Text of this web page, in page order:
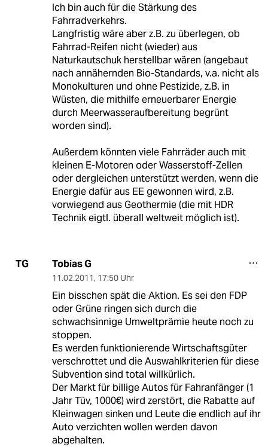
Ich bin auch für die Stärkung des
Fahrradverkehrs.
Langfristig wäre aber z.B. zu überlegen, ob
Fahrrad-Reifen nicht (wieder) aus
Naturkautschuk herstellbar wären (angebaut
nach annähernden Bio-Standards, v.a. nicht als
Monokulturen und ohne Pestizide, z.B. in
Wüsten, die mithilfe erneuerbarer Energie
durch Meerwasseraufbereitung begrünt
worden sind).
Außerdem könnten viele Fahrräder auch mit
kleinen E-Motoren oder Wasserstoff-Zellen
oder dergleichen unterstützt werden, wenn die
Energie dafür aus EE gewonnen wird, z.B.
vorwiegend aus Geothermie (die mit HDR
Technik eigtl. überall weltweit möglich ist).
TG Tobias G
11.02.2011, 17:50 Uhr
Ein bisschen spät die Aktion. Es sei den FDP
oder Grüne ringen sich durch die
schwachsinnige Umweltprämie heute noch zu
stoppen.
Es werden funktionierende Wirtschaftsgüter
verschrottet und die Auswahlkriterien für diese
Subvention sind total willkürlich.
Der Markt für billige Autos für Fahranfänger (1
Jahr Tüv, 1000€) wird zerstört, die Rabatte auf
Kleinwagen sinken und Leute die endlich auf ihr
Auto verzichten wollen werden davon
abgehalten.